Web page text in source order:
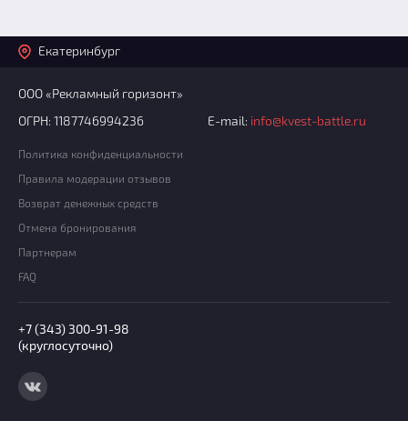
Екатеринбург
ООО «Рекламный горизонт»
ОГРН: 1187746994236
E-mail: info@kvest-battle.ru
Политика конфиденциальности
Правила модерации отзывов
Возврат денежных средств
Отмена бронирования
Партнерам
FAQ
+7 (343) 300-91-98
(круглосуточно)